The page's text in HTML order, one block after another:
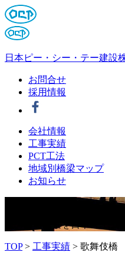
日本ピー・シー・テー建設
お問合せ
採用情報
会社情報
工事実績
PCT工法
地域別橋梁マップ
お知らせ
橋のある風景を日本PCTは
TOP> 工事実績 > 歌舞伎橋